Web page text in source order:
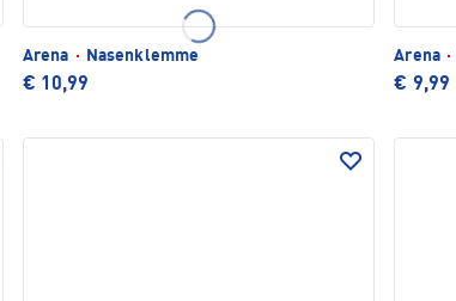
Arena · Nasenklemme
€ 10,99
Arena ·
€ 9,99